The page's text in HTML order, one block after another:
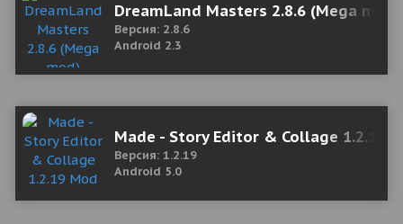
DreamLand Masters 2.8.6 (Mega mod)
Версия: 2.8.6
Android 2.3
Made - Story Editor & Collage 1.2.19
Версия: 1.2.19
Android 5.0